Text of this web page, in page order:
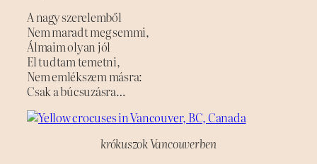
A nagy szerelemből
Nem maradt meg semmi,
Álmaim olyan jól
El tudtam temetni,
Nem emlékszem másra:
Csak a búcsuzásra…
krókuszok Vancouverben